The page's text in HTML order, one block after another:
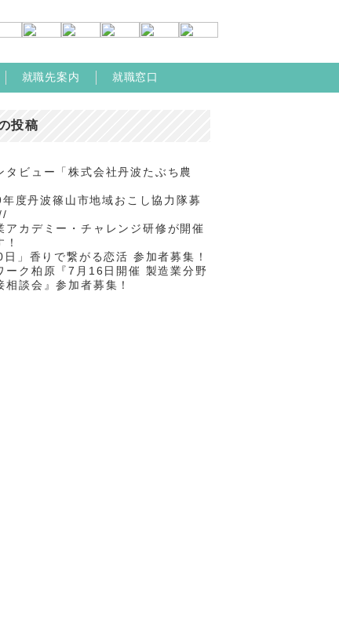
就職先案内 就職窓口
投稿
タビュー「株式会社丹波たぶち農
度丹波篠山市地域おこし協力隊募
アカデミー・チャレンジ研修が開催
日」香りで繋がる恋活 参加者募集！
ーク柏原『7月16日開催 製造業分野
相談会』参加者募集！